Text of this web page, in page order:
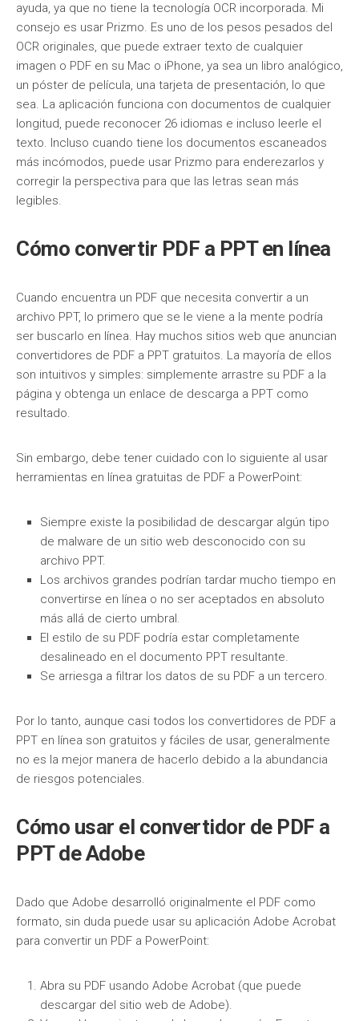
ayuda, ya que no tiene la tecnología OCR incorporada. Mi
consejo es usar Prizmo. Es uno de los pesos pesados del
OCR originales, que puede extraer texto de cualquier
imagen o PDF en su Mac o iPhone, ya sea un libro analógico,
un póster de película, una tarjeta de presentación, lo que
sea. La aplicación funciona con documentos de cualquier
longitud, puede reconocer 26 idiomas e incluso leerle el
texto. Incluso cuando tiene los documentos escaneados
más incómodos, puede usar Prizmo para enderezarlos y
corregir la perspectiva para que las letras sean más
legibles.
Cómo convertir PDF a PPT en línea
Cuando encuentra un PDF que necesita convertir a un
archivo PPT, lo primero que se le viene a la mente podría
ser buscarlo en línea. Hay muchos sitios web que anuncian
convertidores de PDF a PPT gratuitos. La mayoría de ellos
son intuitivos y simples: simplemente arrastre su PDF a la
página y obtenga un enlace de descarga a PPT como
resultado.
Sin embargo, debe tener cuidado con lo siguiente al usar
herramientas en línea gratuitas de PDF a PowerPoint:
Siempre existe la posibilidad de descargar algún tipo
de malware de un sitio web desconocido con su
archivo PPT.
Los archivos grandes podrían tardar mucho tiempo en
convertirse en línea o no ser aceptados en absoluto
más allá de cierto umbral.
El estilo de su PDF podría estar completamente
desalineado en el documento PPT resultante.
Se arriesga a filtrar los datos de su PDF a un tercero.
Por lo tanto, aunque casi todos los convertidores de PDF a
PPT en línea son gratuitos y fáciles de usar, generalmente
no es la mejor manera de hacerlo debido a la abundancia
de riesgos potenciales.
Cómo usar el convertidor de PDF a
PPT de Adobe
Dado que Adobe desarrolló originalmente el PDF como
formato, sin duda puede usar su aplicación Adobe Acrobat
para convertir un PDF a PowerPoint:
Abra su PDF usando Adobe Acrobat (que puede
descargar del sitio web de Adobe).